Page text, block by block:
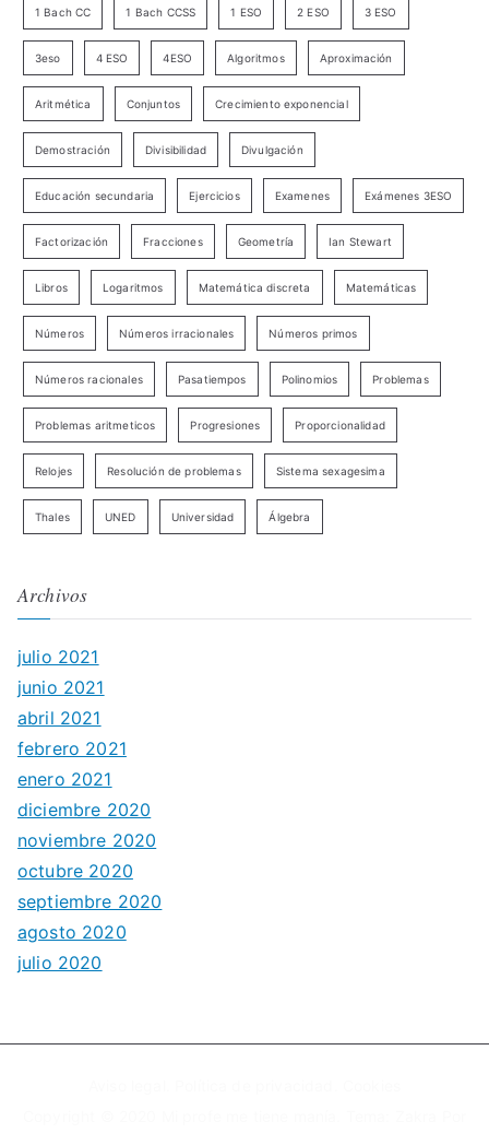
1 Bach CC 1 Bach CCSS 1 ESO 2 ESO 3 ESO
3eso 4 ESO 4ESO Algoritmos Aproximación
Aritmética Conjuntos Crecimiento exponencial
Demostración Divisibilidad Divulgación
Educación secundaria Ejercicios Examenes Exámenes 3ESO
Factorización Fracciones Geometría Ian Stewart
Libros Logaritmos Matemática discreta Matemáticas
Números Números irracionales Números primos
Números racionales Pasatiempos Polinomios Problemas
Problemas aritmeticos Progresiones Proporcionalidad
Relojes Resolución de problemas Sistema sexagesima
Thales UNED Universidad Álgebra
Archivos
julio 2021
junio 2021
abril 2021
febrero 2021
enero 2021
diciembre 2020
noviembre 2020
octubre 2020
septiembre 2020
agosto 2020
julio 2020